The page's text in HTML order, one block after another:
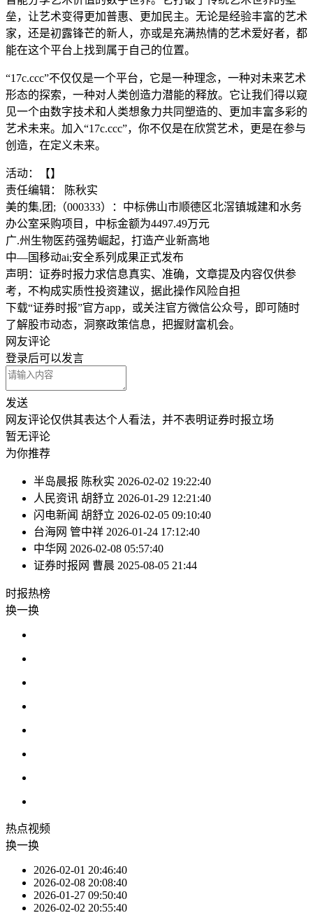
垒，让艺术变得更加普惠、更加民主。无论是经验丰富的艺术
家，还是初露锋芒的新人，亦或是充满热情的艺术爱好者，都
能在这个平台上找到属于自己的位置。
“17c.ccc”不仅仅是一个平台，它是一种理念，一种对未来艺术
形态的探索，一种对人类创造力潜能的释放。它让我们得以窥
见一个由数字技术和人类想象力共同塑造的、更加丰富多彩的
艺术未来。加入“17c.ccc”，你不仅是在欣赏艺术，更是在参与
创造，在定义未来。
活动：【】
责任编辑： 陈秋实
美的集,团;（000333）：中标佛山市顺德区北滘镇城建和水务
办公室采购项目，中标金额为4497.49万元
广.州生物医药强势崛起，打造产业新高地
中—国移动ai;安全系列成果正式发布
声明：证券时报力求信息真实、准确，文章提及内容仅供参
考，不构成实质性投资建议，据此操作风险自担
下载“证券时报”官方app，或关注官方微信公众号，即可随时
了解股市动态，洞察政策信息，把握财富机会。
网友评论
登录后可以发言
发送
网友评论仅供其表达个人看法，并不表明证券时报立场
暂无评论
为你推荐
半岛晨报 陈秋实 2026-02-02 19:22:40
人民资讯 胡舒立 2026-01-29 12:21:40
闪电新闻 胡舒立 2026-02-05 09:10:40
台海网 管中祥 2026-01-24 17:12:40
中华网 2026-02-08 05:57:40
证券时报网 曹晨 2025-08-05 21:44
时报热榜
换一换
热点视频
换一换
2026-02-01 20:46:40
2026-02-08 20:08:40
2026-01-27 09:50:40
2026-02-02 20:55:40